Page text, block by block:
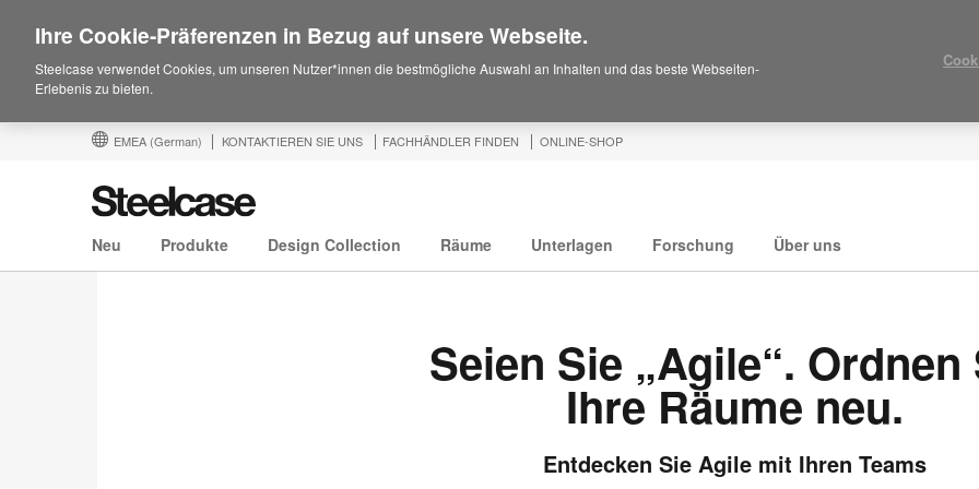
EMEA (German) KONTAKTIEREN SIE UNS FACHHÄNDLER FINDEN ONLINE-SHOP
Neu Produkte Design Collection Räume Unterlagen Forschung Über uns
Seien Sie „Agile“. Ordnen
Ihre Räume neu.
Entdecken Sie Agile mit Ihren Teams
Ihre Cookie-Präferenzen in Bezug auf unsere Webseite.
Steelcase verwendet Cookies, um unseren Nutzer*innen die bestmögliche Auswahl an Inhalten und das beste Webseiten-
Erlebenis zu bieten.